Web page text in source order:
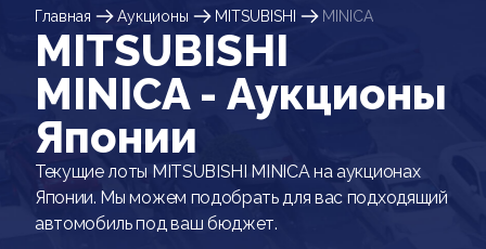
Главная Аукционы MITSUBISHI MINICA
MITSUBISHI
MINICA - Аукционы
Японии
Текущие лоты MITSUBISHI MINICA на аукционах
Японии. Мы можем подобрать для вас подходящий
автомобиль под ваш бюджет.